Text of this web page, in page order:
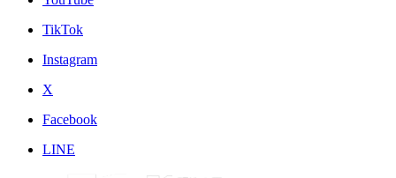
TikTok
Instagram
X
Facebook
LINE